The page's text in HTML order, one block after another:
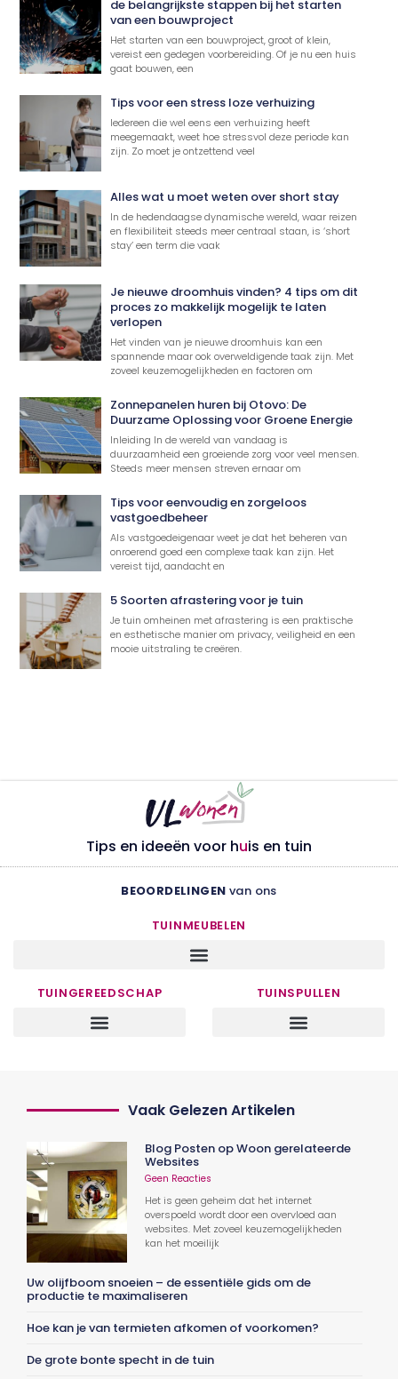
de belangrijkste stappen bij het starten
van een bouwproject
Het starten van een bouwproject, groot of klein,
vereist een gedegen voorbereiding. Of je nu een huis
gaat bouwen, een
Tips voor een stress loze verhuizing
Iedereen die wel eens een verhuizing heeft
meegemaakt, weet hoe stressvol deze periode kan
zijn. Zo moet je ontzettend veel
Alles wat u moet weten over short stay
In de hedendaagse dynamische wereld, waar reizen
en flexibiliteit steeds meer centraal staan, is ‘short
stay’ een term die vaak
Je nieuwe droomhuis vinden? 4 tips om dit
proces zo makkelijk mogelijk te laten
verlopen
Het vinden van je nieuwe droomhuis kan een
spannende maar ook overweldigende taak zijn. Met
zoveel keuzemogelijkheden en factoren om
Zonnepanelen huren bij Otovo: De
Duurzame Oplossing voor Groene Energie
Inleiding In de wereld van vandaag is
duurzaamheid een groeiende zorg voor veel mensen.
Steeds meer mensen streven ernaar om
Tips voor eenvoudig en zorgeloos
vastgoedbeheer
Als vastgoedeigenaar weet je dat het beheren van
onroerend goed een complexe taak kan zijn. Het
vereist tijd, aandacht en
5 Soorten afrastering voor je tuin
Je tuin omheinen met afrastering is een praktische
en esthetische manier om privacy, veiligheid en een
mooie uitstraling te creëren.
Tips en ideeën voor huis en tuin
BEOORDELINGEN van ons
TUINMEUBELEN
TUINGEREEDSCHAP TUINSPULLEN
Vaak Gelezen Artikelen
Blog Posten op Woon gerelateerde
Websites
Geen Reacties
Het is geen geheim dat het internet
overspoeld wordt door een overvloed aan
websites. Met zoveel keuzemogelijkheden
kan het moeilijk
Uw olijfboom snoeien – de essentiële gids om de
productie te maximaliseren
Hoe kan je van termieten afkomen of voorkomen?
De grote bonte specht in de tuin